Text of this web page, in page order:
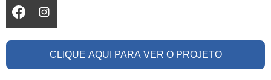
CLIQUE AQUI PARA VER O PROJETO